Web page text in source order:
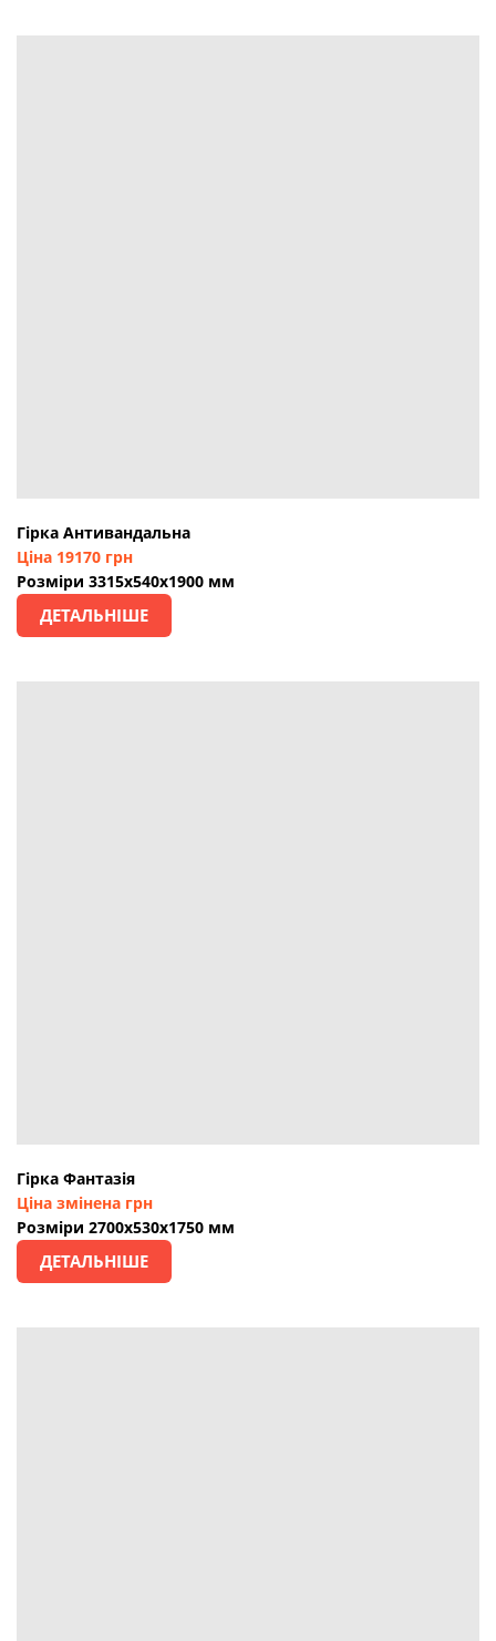
Гірка Антивандальна
Ціна 19170 грн
Розміри 3315х540х1900 мм
ДЕТАЛЬНІШЕ
Гірка Фантазія
Ціна змінена грн
Розміри 2700х530х1750 мм
ДЕТАЛЬНІШЕ